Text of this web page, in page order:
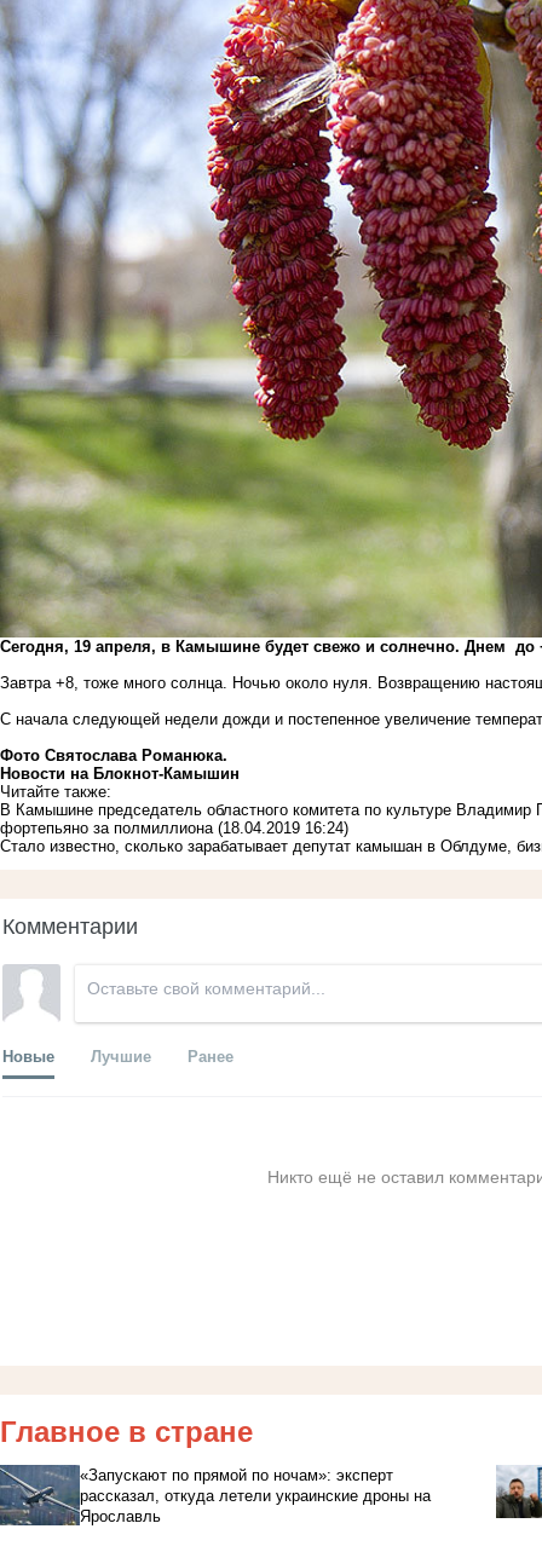
Сегодня, 19 апреля, в Камышине будет свежо и солнечно. Днем до
Завтра +8, тоже много солнца. Ночью около нуля. Возвращению
С начала следующей недели дожди и постепенное увеличение
Фото Святослава Романюка.
Новости на Блoкнoт-Камышин
Читайте также:
В Камышине председатель областного комитета по культуре
фортепьяно за полмиллиона (18.04.2019 16:24)
Стало известно, сколько зарабатывает депутат камышан в Облдуме,
Комментарии
Новые Лучшие Ранее
Никто ещё не оставил
Главное в стране
«Запускают по прямой по ночам»: эксперт
рассказал, откуда летели украинские дроны на
Ярославль